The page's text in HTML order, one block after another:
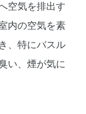
空気を排出す
内の空気を素
、特にバスル
い、煙が気に